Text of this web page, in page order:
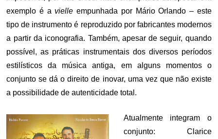
exemplo é a vielle empunhada por Mário Orlando – este
tipo de instrumento é reproduzido por fabricantes modernos
a partir da iconografia. Também, apesar de seguir, quando
possível, as práticas instrumentais dos diversos períodos
estilísticos da música antiga, em alguns momentos o
conjunto se dá o direito de inovar, uma vez que não existe
a possibilidade de autenticidade total.
Atualmente integram o
conjunto: Clarice